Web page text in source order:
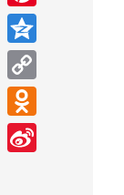
Pinterest
Qzone
Copy
Link
Odnoklassniki